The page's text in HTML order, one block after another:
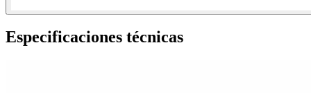
Especificaciones técnicas